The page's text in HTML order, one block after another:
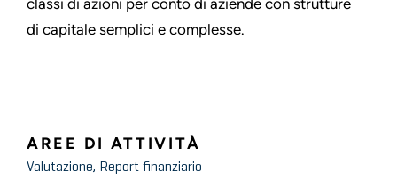
classi di azioni per conto di aziende con strutture
di capitale semplici e complesse.
AREE DI ATTIVITÀ
Valutazione, Report finanziario